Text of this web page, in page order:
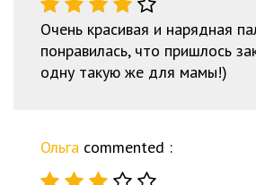
Очень красивая и нарядная
понравилась, что пришлось
одну такую же для мамы!)
Ольга commented :